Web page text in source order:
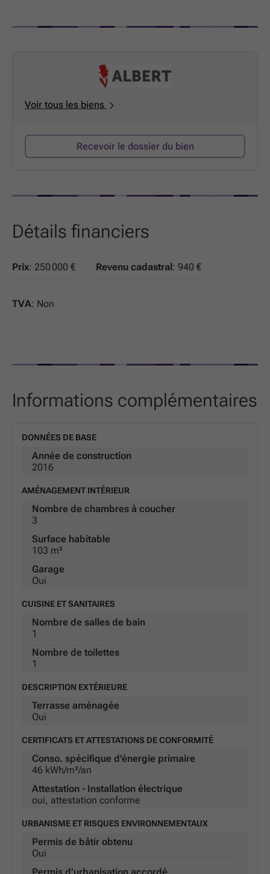
confort nécessaires. Jetez un coup d'œil et découvrez
par vous-même ce que cet appartement a à offrir!
Voir tous les biens
Recevoir le dossier du bien
Détails financiers
Prix: 250 000 € Revenu cadastral: 940 €
TVA: Non
Informations complémentaires
DONNÉES DE BASE
Année de construction
2016
AMÉNAGEMENT INTÉRIEUR
Nombre de chambres à coucher
3
Surface habitable
103 m²
Garage
Oui
CUISINE ET SANITAIRES
Nombre de salles de bain
1
Nombre de toilettes
1
DESCRIPTION EXTÉRIEURE
Terrasse aménagée
Oui
CERTIFICATS ET ATTESTATIONS DE CONFORMITÉ
Conso. spécifique d'énergie primaire
46 kWh/m²/an
Attestation - Installation électrique
oui, attestation conforme
URBANISME ET RISQUES ENVIRONNEMENTAUX
Permis de bâtir obtenu
Oui